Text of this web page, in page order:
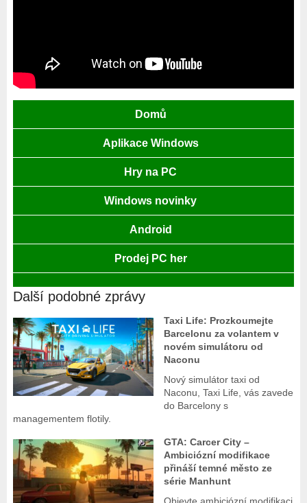
Domů
Aplikace Windows
Hry na PC
Windows novinky
Android
Prodej PC her
Další podobné zprávy
Taxi Life: Prozkoumejte
Barcelonu za volantem v
novém simulátoru od
Naconu
Nový simulátor taxi od
Naconu, Taxi Life, vás zavede
do Barcelony s
managementem flotily.
GTA: Carcer City –
Ambiciózní modifikace
přináší temné město ze
série Manhunt